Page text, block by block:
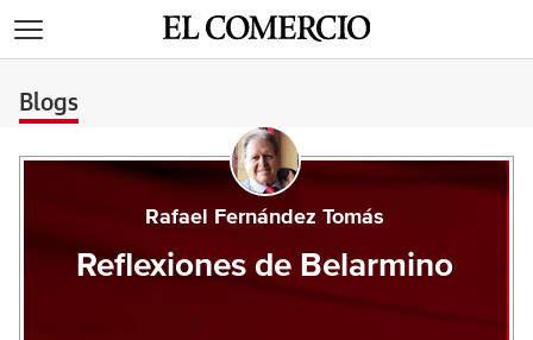
Blogs
Rafael Fernández Tomás
Reflexiones de Belarmino